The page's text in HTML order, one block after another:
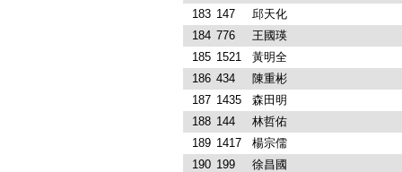
183 147
邱天化
184 776
王國瑛
185 1521
黃明全
186 434
陳重彬
187 1435
森田明
188 144
林哲佑
189 1417
楊宗儒
190 199
徐昌國